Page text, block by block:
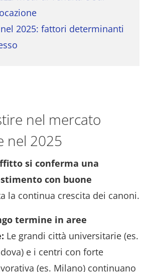
2025: fattori determinanti
nel mercato
nel 2025
si conferma una
con buone
la continua crescita dei canoni.
termine in aree
Le grandi città universitarie (es.
e i centri con forte
(es. Milano) continuano